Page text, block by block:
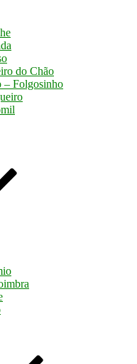
do Chão
– Folgosinho